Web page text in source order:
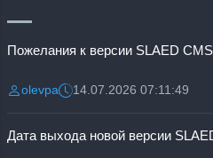
Пожелания к версии SLAED
Разместил:
olevpaДата:14.07.2026 07:11:49
Дата выхода новой версии